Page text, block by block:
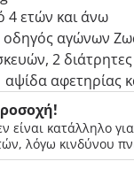
4 ετών και άνω
αγώνων
2 διάτρητες
αψίδα
είναι κατάλληλο
λόγω κινδύνου